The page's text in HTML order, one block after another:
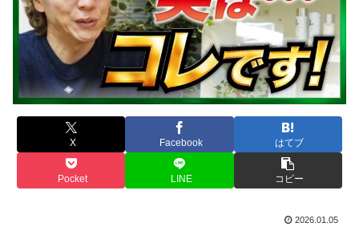
X Facebook はてブ
Pocket LINE コピー
2026.01.05